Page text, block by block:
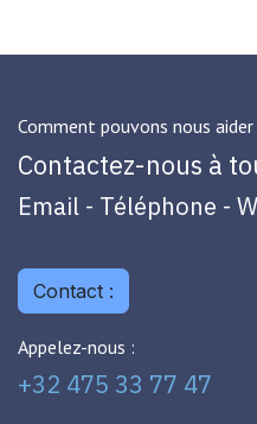
Comment pouvons nous aider
Contactez-nous à
Email - Téléphone -
Contact :
Appelez-nous :
+32 475 33 77 47